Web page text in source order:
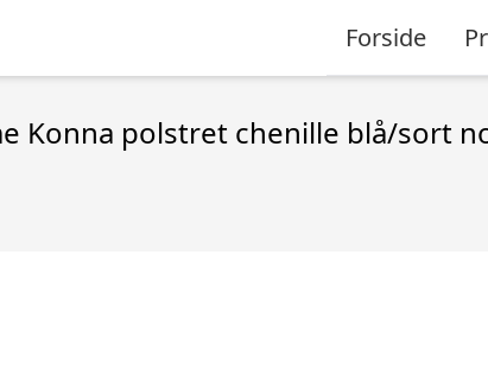
Forside
polstret chenille blå/sort